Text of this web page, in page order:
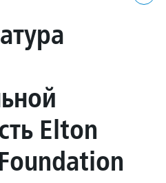
Elton